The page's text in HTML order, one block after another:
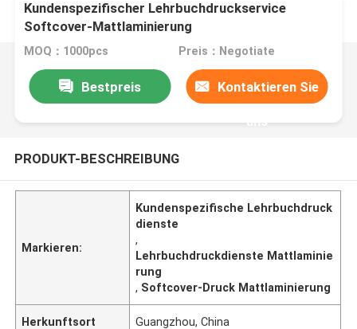
Kundenspezifischer Lehrbuchdruckservice
Softcover-Mattlaminierung
MOQ：1000pcs Preis：Negotiate
Bestpreis Kontaktieren Sie
uns
PRODUKT-BESCHREIBUNG
Markieren:
Kundenspezifische Lehrbuchdruck
dienste
,
Lehrbuchdruckdienste Mattlaminie
rung
, Softcover-Druck Mattlaminierung
Herkunftsort Guangzhou, China